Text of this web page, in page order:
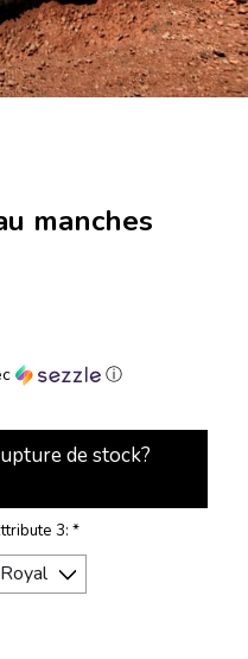
manches
ⓘ
de stock?
3: *